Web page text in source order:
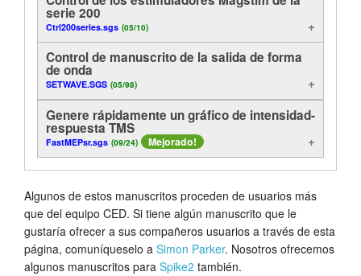
Tutorials
Soporte
Distribuidores
Visualización
Funciones útiles
Control
En línea
Ejemplos de método
Exportación
serie 200
Ctrl200series.sgs (05/10)
Control de manuscrito de la salida de forma
de onda
SETWAVE.SGS (05/98)
Genere rápidamente un gráfico de intensidad-
respuesta TMS
FastMEPsr.sgs (09/24) Mejorado!
Algunos de estos manuscritos proceden de usuarios más
que del equipo CED. Si tiene algún manuscrito que le
gustaría ofrecer a sus compañeros usuarios a través de esta
página, comuníqueselo a Simon Parker. Nosotros ofrecemos
algunos manuscritos para Spike2 también.